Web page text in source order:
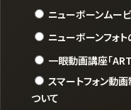
ニューボーンムー
ニューボーンフォ
一眼動画講座「
スマートフォン動
ついて